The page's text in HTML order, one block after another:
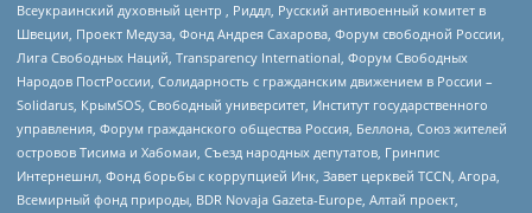
Всеукраинский духовный центр , Риддл, Русский антивоенный комитет в
Швеции, Проект Медуза, Фонд Андрея Сахарова, Форум свободной России,
Лига Свободных Наций, Transparеncy International, Форум Свободных
Народов ПостРоссии, Солидарность с гражданским движением в России –
Solidarus, КрымSOS, Свободный университет, Институт государственного
управления, Форум гражданского общества Россия, Беллона, Союз жителей
островов Тисима и Хабомаи, Съезд народных депутатов, Гринпис
Интернешнл, Фонд борьбы с коррупцией Инк, Завет церквей TCCN, Агора,
Всемирный фонд природы, BDR Novaja Gazeta-Europe, Алтай проект,